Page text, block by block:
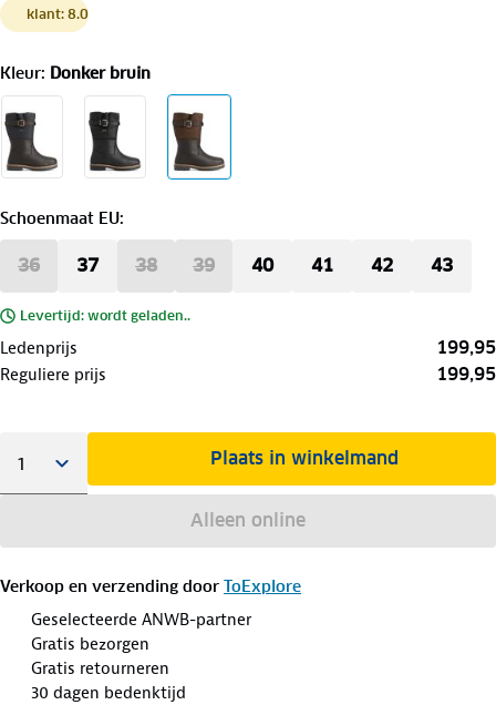
klant: 8.0
Kleur: Donker bruin
Schoenmaat EU:
36 37 38 39 40 41 42 43
Levertijd: wordt geladen..
Ledenprijs 199,95
Reguliere prijs 199,95
Plaats in winkelmand
Alleen online
Verkoop en verzending door ToExplore
Geselecteerde ANWB-partner
Gratis bezorgen
Gratis retourneren
30 dagen bedenktijd